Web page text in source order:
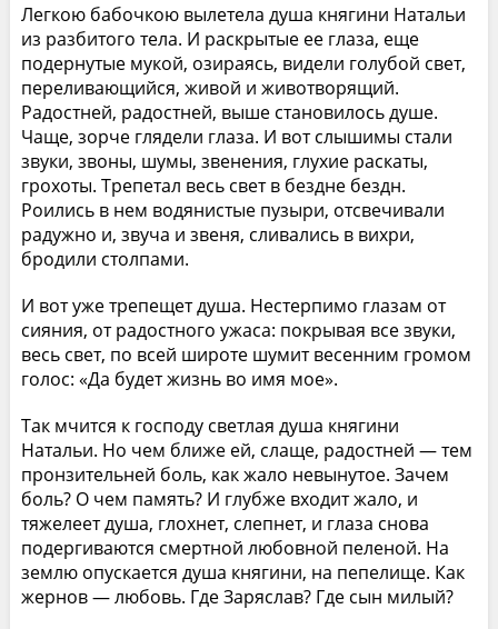
Легкою бабочкою вылетела душа княгини Натальи
из разбитого тела. И раскрытые ее глаза, еще
подернутые мукой, озираясь, видели голубой свет,
переливающийся, живой и животворящий.
Радостней, радостней, выше становилось душе.
Чаще, зорче глядели глаза. И вот слышимы стали
звуки, звоны, шумы, звенения, глухие раскаты,
грохоты. Трепетал весь свет в бездне бездн.
Роились в нем водянистые пузыри, отсвечивали
радужно и, звуча и звеня, сливались в вихри,
бродили столпами.
И вот уже трепещет душа. Нестерпимо глазам от
сияния, от радостного ужаса: покрывая все звуки,
весь свет, по всей широте шумит весенним громом
голос: «Да будет жизнь во имя мое».
Так мчится к господу светлая душа княгини
Натальи. Но чем ближе ей, слаще, радостней — тем
пронзительней боль, как жало невынутое. Зачем
боль? О чем память? И глубже входит жало, и
тяжелеет душа, глохнет, слепнет, и глаза снова
подергиваются смертной любовной пеленой. На
землю опускается душа княгини, на пепелище. Как
жернов — любовь. Где Заряслав? Где сын милый?